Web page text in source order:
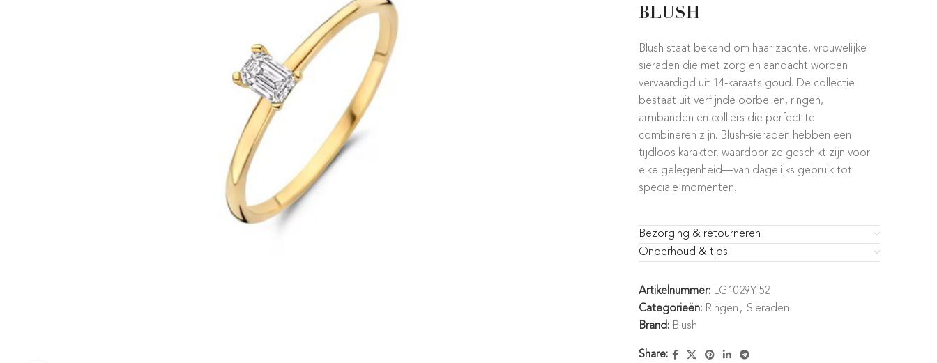
BLUSH
Blush staat bekend om haar zachte, vrouwelijke
sieraden die met zorg en aandacht worden
vervaardigd uit 14-karaats goud. De collectie
bestaat uit verfijnde oorbellen, ringen,
armbanden en colliers die perfect te
combineren zijn. Blush-sieraden hebben een
tijdloos karakter, waardoor ze geschikt zijn voor
elke gelegenheid—van dagelijks gebruik tot
speciale momenten.
Bezorging & retourneren
Onderhoud & tips
Artikelnummer: LG1029Y-52
Categorieën: Ringen , Sieraden
Brand: Blush
Share: